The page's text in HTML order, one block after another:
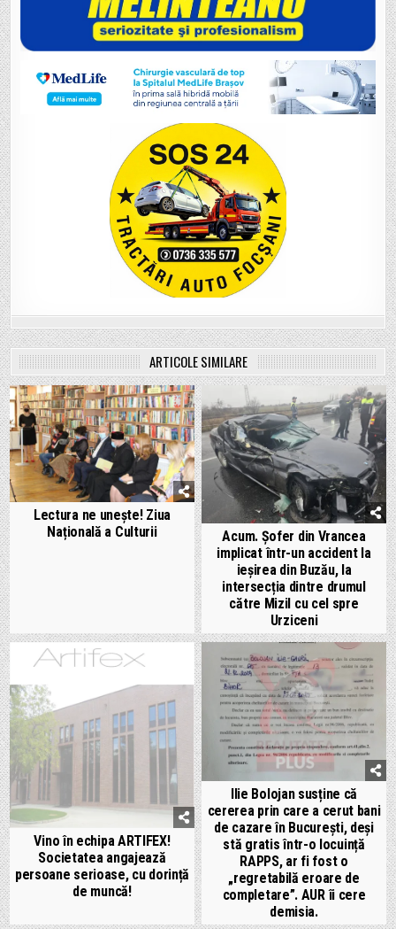
ARTICOLE SIMILARE
Lectura ne unește! Ziua
Națională a Culturii
Acum. Șofer din Vrancea
implicat într-un accident la
ieșirea din Buzău, la
intersecția dintre drumul
către Mizil cu cel spre
Urziceni
Vino în echipa ARTIFEX!
Societatea angajează
persoane serioase, cu dorință
de muncă!
Ilie Bolojan susține că
cererea prin care a cerut bani
de cazare în București, deși
stă gratis într-o locuință
RAPPS, ar fi fost o
„regretabilă eroare de
completare”. AUR îi cere
demisia.